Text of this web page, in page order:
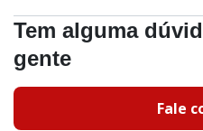
Tem alguma
gente
Fale